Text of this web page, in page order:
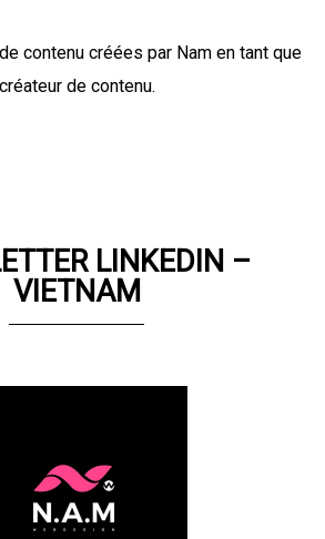
contenu créées par Nam en tant que
créateur de contenu.
LINKEDIN –
VIETNAM